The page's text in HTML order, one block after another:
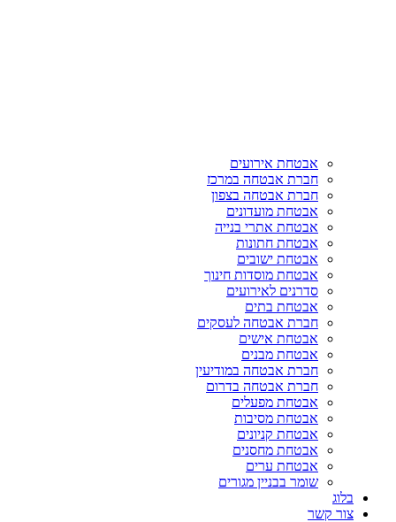
אבטחת אירועים
חברת אבטחה במרכז
חברת אבטחה בצפון
אבטחת מועדונים
אבטחת אתרי בנייה
אבטחת חתונות
אבטחת ישובים
אבטחת מוסדות חינוך
סדרנים לאירועים
אבטחת בתים
חברת אבטחה לעסקים
אבטחת אישים
אבטחת מבנים
חברת אבטחה במודיעין
חברת אבטחה בדרום
אבטחת מפעלים
אבטחת מסיבות
אבטחת קניונים
אבטחת מחסנים
אבטחת ערים
שומר בבניין מגורים
בלוג
צור קשר